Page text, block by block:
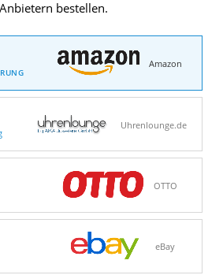
bestellen.
Amazon
Uhrenlounge.de
OTTO
eBay